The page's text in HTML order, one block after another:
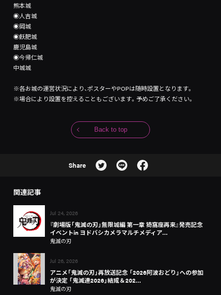
熊本城
◉人吉城
◉岡城
◉飫肥城
鹿児島城
◉今帰仁城
中城城
※各お城の運営状況により、ポスターやPOPは随時設置となります。
※場合により設置を控えることもございます。予めご了承ください。
Back to top
Share
関連記事
Jul 24, 2026
『劇場版「鬼滅の刃」無限城編 第一章 猗窩座再来』発売記念
イベントin ヨドバシカメラマルチメディア…
鬼滅の刃
Jul 26, 2026
アニメ「鬼滅の刃」再放送記念 「2026阿波おどり」への参加
が決定 「鬼滅連2026」結成＆202…
鬼滅の刃